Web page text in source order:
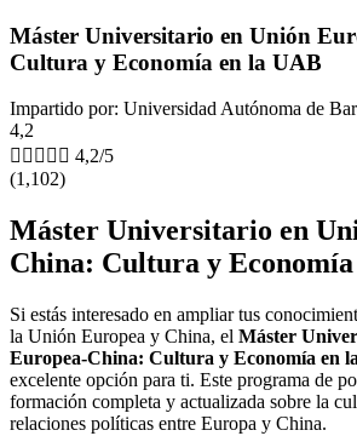
Máster Universitario en Unión
Cultura y Economía en la UAB
Impartido por: Universidad Autónoma de
4,2
     4,2/5
(1,102)
Máster Universitario en
China: Cultura y
Si estás interesado en ampliar tus
la Unión Europea y China, el Máster
Europea-China: Cultura y Economía en
excelente opción para ti. Este programa de
formación completa y actualizada sobre la
relaciones políticas entre Europa y China.